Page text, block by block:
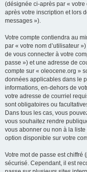
(désignée ci-après par «
après votre inscription et lors
messages »).
Votre compte contiendra au
par « votre nom d’utilisateur
de vous connecter à votre
passe ») et une adresse de
compte sur « oleocene.org »
données applicables dans le
informations, en-dehors de
votre adresse de courriel
sont obligatoires ou
Dans tous les cas, vous
vous souhaitez rendre
vous abonner ou non à la
option disponible sur votre
Votre mot de passe est chiffré
sécurisé. Cependant, il est